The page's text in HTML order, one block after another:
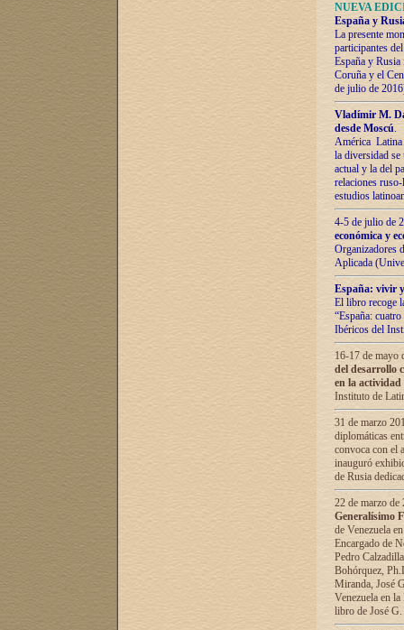
NUEVA
España y
La presente
participantes
España y
Coruña y el
de julio de
Vladímir М.
desde Moscú.
América Latina
la diversidad
actual у lа del
relaciones
estudios
4-5 de julio de
económica y
Organizadores
Aplicada
España: vivir
El libro recoge
“España:
Ibéricos del
16-17 de mayo
del desarrollo
en la
Instituto de
31 de marzo
diplomáticas
convoca con el
inauguró
de Rusia
22 de marzo
Generalísimo
de Venezuela
Encargado de
Pedro
Bohórquez,
Miranda, José
Venezuela en
libro de José